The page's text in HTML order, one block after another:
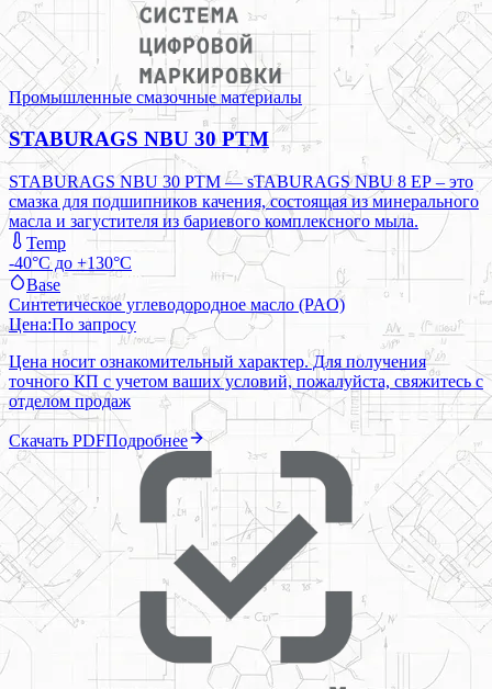
Промышленные смазочные материалы
STABURAGS NBU 30 PTM
STABURAGS NBU 30 PTM — sTABURAGS NBU 8 ЕР – это
смазка для подшипников качения, состоящая из минерального
масла и загустителя из бариевого комплексного мыла.
Temp
-40°C до +130°C
Base
Синтетическое углеводородное масло (PAO)
Цена:По запросу
Цена носит ознакомительный характер. Для получения
точного КП с учетом ваших условий, пожалуйста, свяжитесь с
отделом продаж
Скачать PDFПодробнее